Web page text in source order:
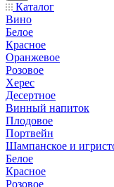
Каталог
Вино
Белое
Красное
Оранжевое
Розовое
Херес
Десертное
Винный напиток
Плодовое
Портвейн
Шампанское и
Белое
Красное
Розовое